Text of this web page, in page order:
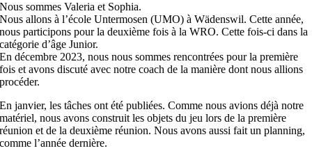
Image
Nous sommes Valeria et Sophia.
Nous allons à l’école Untermosen (UMO) à Wädenswil. Cette année,
nous participons pour la deuxième fois à la WRO. Cette fois-ci dans la
catégorie d’âge Junior.
En décembre 2023, nous nous sommes rencontrées pour la première
fois et avons discuté avec notre coach de la manière dont nous allions
procéder.
En janvier, les tâches ont été publiées. Comme nous avions déjà notre
matériel, nous avons construit les objets du jeu lors de la première
réunion et de la deuxième réunion. Nous avons aussi fait un planning,
comme l’année dernière.